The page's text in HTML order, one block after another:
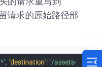
请求的原始路径部
, "destination": "/assets-